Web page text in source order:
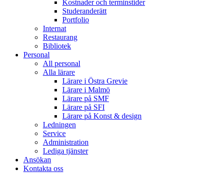
Kostnader och terminstider
Studeranderätt
Portfolio
Internat
Restaurang
Bibliotek
Personal
All personal
Alla lärare
Lärare i Östra Grevie
Lärare i Malmö
Lärare på SMF
Lärare på SFI
Lärare på Konst & design
Ledningen
Service
Administration
Lediga tjänster
Ansökan
Kontakta oss